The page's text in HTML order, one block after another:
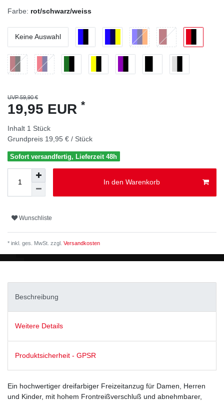
Farbe: rot/schwarz/weiss
Keine Auswahl
UVP 59,90 €
19,95 EUR *
Inhalt 1 Stück
Grundpreis 19,95 € / Stück
Sofort versandfertig, Lieferzeit 48h
In den Warenkorb
Wunschliste
* inkl. ges. MwSt. zzgl. Versandkosten
Beschreibung
Weitere Details
Produktsicherheit - GPSR
Ein hochwertiger dreifarbiger Freizeitanzug für Damen, Herren
und Kinder, mit hohem Frontreißverschluß und abnehmbarer,